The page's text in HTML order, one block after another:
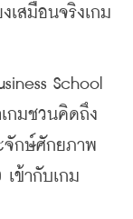
เสมือนจริงเกม
School
เกมชวนคิดถึง
จักษ์ศักยภาพ
เข้ากับเกม